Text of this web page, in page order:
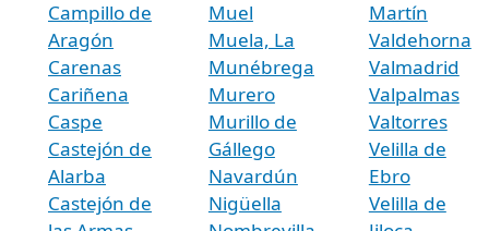
Campillo de
Aragón
Carenas
Cariñena
Caspe
Castejón de
Alarba
Castejón de
Muel
Muela, La
Munébrega
Murero
Murillo de
Gállego
Navardún
Nigüella
Martín
Valdehorna
Valmadrid
Valpalmas
Valtorres
Velilla de
Ebro
Velilla de